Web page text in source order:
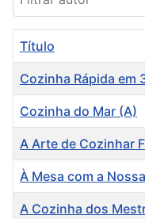
Título
Cozinha Rápida em
Cozinha do Mar (A)
A Arte de Cozinhar
À Mesa com a
A Cozinha dos